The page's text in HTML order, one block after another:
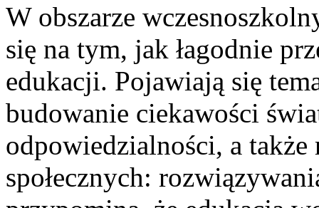
W obszarze
się na tym, jak łagodnie
edukacji. Pojawiają się
budowanie ciekawości
odpowiedzialności, a
społecznych: